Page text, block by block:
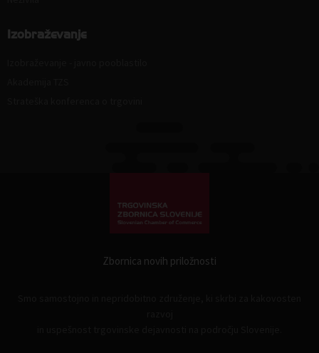
Izobraževanje
Zbornica novih priložnosti